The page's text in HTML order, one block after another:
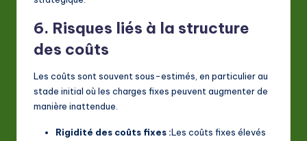
6. Risques liés à la structure
des coûts
Les coûts sont souvent sous-estimés, en particulier au
stade initial où les charges fixes peuvent augmenter de
manière inattendue.
Rigidité des coûts fixes :Les coûts fixes élevés